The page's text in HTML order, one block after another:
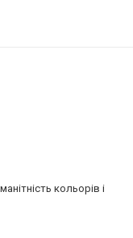
кольорів і